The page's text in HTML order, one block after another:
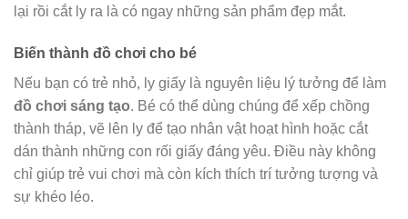
lại rồi cắt ly ra là có ngay những sản phẩm đẹp mắt.
Biến thành đồ chơi cho bé
Nếu bạn có trẻ nhỏ, ly giấy là nguyên liệu lý tưởng để làm
đồ chơi sáng tạo. Bé có thể dùng chúng để xếp chồng
thành tháp, vẽ lên ly để tạo nhân vật hoạt hình hoặc cắt
dán thành những con rối giấy đáng yêu. Điều này không
chỉ giúp trẻ vui chơi mà còn kích thích trí tưởng tượng và
sự khéo léo.